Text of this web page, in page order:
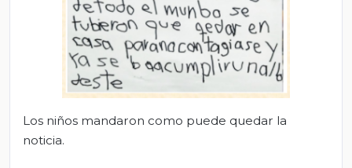
Los niños mandaron como puede quedar la
noticia.